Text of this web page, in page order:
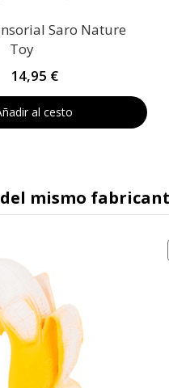
Saro Nature
Toy
14,95 €
al cesto
mismo